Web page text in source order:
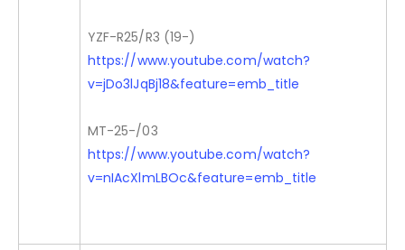
YZF-R25/R3 (19-)
https://www.youtube.com/watch?
v=jDo3lJqBj18&feature=emb_title
MT-25-/03
https://www.youtube.com/watch?
v=nIAcXlmLBOc&feature=emb_title